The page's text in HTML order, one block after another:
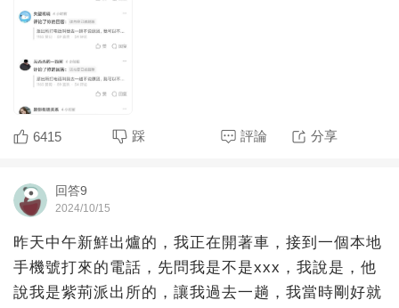
6415 踩 評論 分享
回答9
2024/10/15
昨天中午新鮮出爐的，我正在開著車，接到一個本地
手機號打來的電話，先問我是不是xxx，我說是，他
說我是紫荊派出所的，讓我過去一趟，我當時剛好就